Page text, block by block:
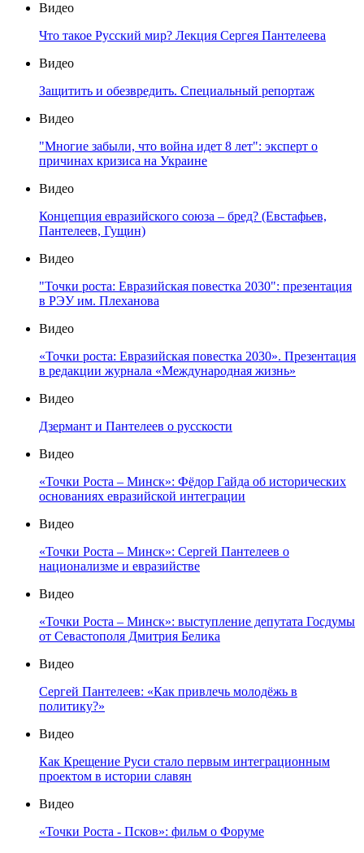
Видео
Что такое Русский мир? Лекция Сергея Пантелеева
Видео
Защитить и обезвредить. Специальный репортаж
Видео
"Многие забыли, что война идет 8 лет": эксперт о
причинах кризиса на Украине
Видео
Концепция евразийского союза – бред? (Евстафьев,
Пантелеев, Гущин)
Видео
"Точки роста: Евразийская повестка 2030": презентация
в РЭУ им. Плеханова
Видео
«Точки роста: Евразийская повестка 2030». Презентация
в редакции журнала «Международная жизнь»
Видео
Дзермант и Пантелеев о русскости
Видео
«Точки Роста – Минск»: Фёдор Гайда об исторических
основаниях евразийской интеграции
Видео
«Точки Роста – Минск»: Сергей Пантелеев о
национализме и евразийстве
Видео
«Точки Роста – Минск»: выступление депутата Госдумы
от Севастополя Дмитрия Белика
Видео
Сергей Пантелеев: «Как привлечь молодёжь в
политику?»
Видео
Как Крещение Руси стало первым интеграционным
проектом в истории славян
Видео
«Точки Роста - Псков»: фильм о Форуме